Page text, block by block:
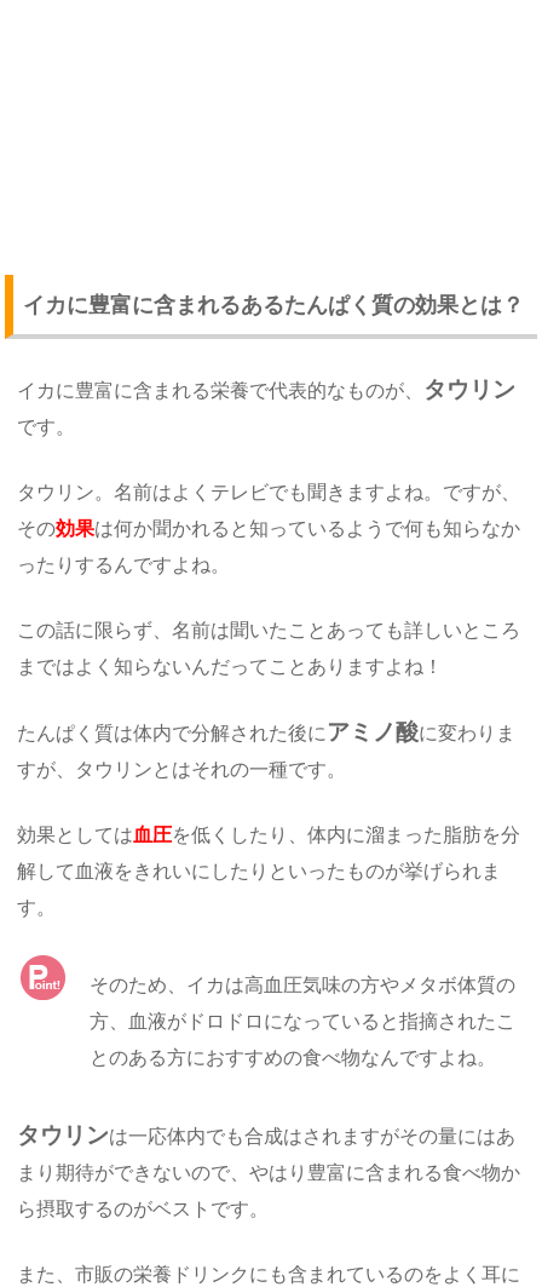
イカに豊富に含まれるあるたんぱく質の効果とは？
イカに豊富に含まれる栄養で代表的なものが、 タウリン
です。
タウリン。名前はよくテレビでも聞きますよね。ですが、
その効果は何か聞かれると知っているようで何も知らなか
ったりするんですよね。
この話に限らず、名前は聞いたことあっても詳しいところ
まではよく知らないんだってことありますよね！
たんぱく質は体内で分解された後に アミノ酸に変わりま
すが、タウリンとはそれの一種です。
効果としては血圧を低くしたり、体内に溜まった脂肪を分
解して血液をきれいにしたりといったものが挙げられま
す。
そのため、イカは高血圧気味の方やメタボ体質の
方、血液がドロドロになっていると指摘されたこ
とのある方におすすめの食べ物なんですよね。
タウリンは一応体内でも合成はされますがその量にはあ
まり期待ができないので、やはり豊富に含まれる食べ物か
ら摂取するのがベストです。
また、市販の栄養ドリンクにも含まれているのをよく耳に